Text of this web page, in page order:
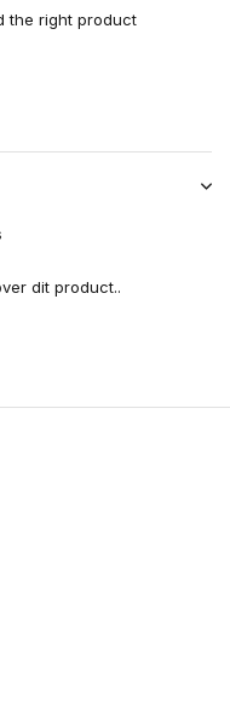
the right product
dit product..